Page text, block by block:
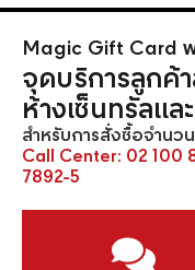
Magic Gift Card
จุดบริการลูกค้
ห้างเซ็นทรัลแล
สำหรับการสั่งซื้อจำน
Call Center: 02 100
7892-5